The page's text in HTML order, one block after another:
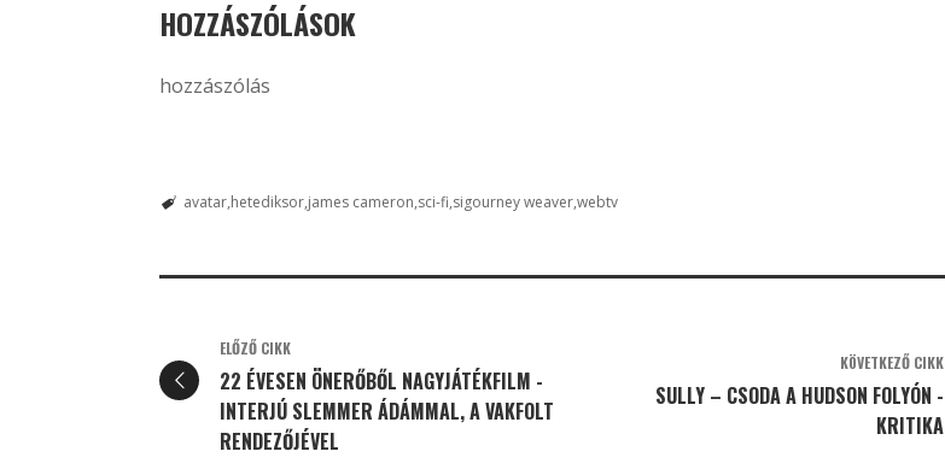
HOZZÁSZÓLÁSOK
hozzászólás
avatar hetediksor james cameron sci-fi sigourney weaverwebtv
ELŐZŐ CIKK
22 ÉVESEN ÖNERŐBŐL NAGYJÁTÉKFILM -
INTERJÚ SLEMMER ÁDÁMMAL, A VAKFOLT
RENDEZŐJÉVEL
KÖVETKEZŐ CIKK
SULLY – CSODA A HUDSON FOLYÓN -
KRITIKA